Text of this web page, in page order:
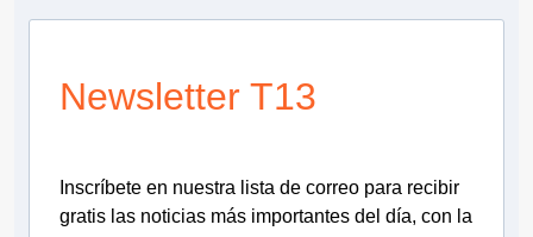
Newsletter T13
Inscríbete en nuestra lista de correo para recibir
gratis las noticias más importantes del día, con la